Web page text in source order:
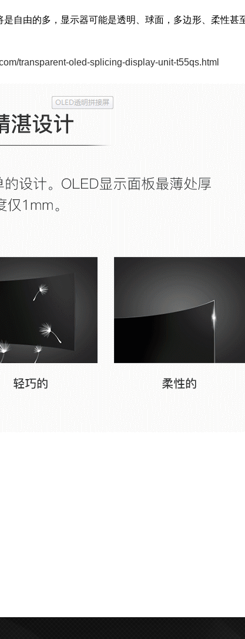
自由的多，显示器可能是透明、球面，多边形、柔性
transparent-oled-splicing-display-unit-t55qs.html